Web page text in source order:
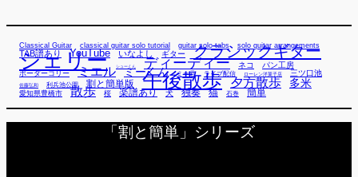
Classical Guitar classical guitar solo tutorial guitar solo tabs solo guitar arrangements
TAB譜あり YouTube いなよし ギター クラシックギター
シェリー シューくん ディーディー ネコ パン工房
ボーダーコリー ミエル ミーくん ミー君 ライブ配信 ローレン洋菓子店 三ツ口池
佐藤弘和 利兵池公園 割と簡単版 午後散歩 夕方散歩 多米
愛知県豊橋市 散歩 桜 楽譜あり 犬 独奏 猫 石巻 簡単
「割と簡単」シリーズ